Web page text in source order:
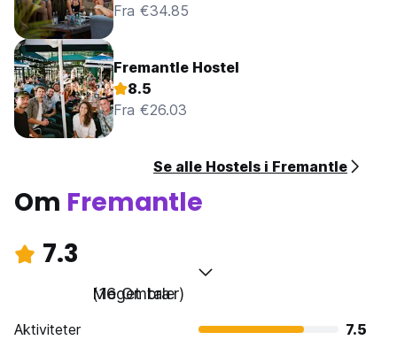
Fra €34.85
Fremantle Hostel
8.5
Fra €26.03
Se alle Hostels i Fremantle
Om Fremantle
7.3
Meget bra
(16 Omtaler)
Aktiviteter
7.5